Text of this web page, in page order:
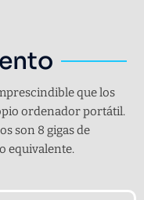
que los
ordenador portátil.
son 8 gigas de
equivalente.